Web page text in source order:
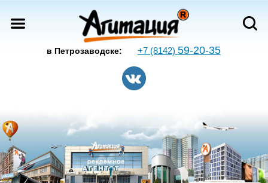
в Петрозаводске: +7 (8142) 59-20-35